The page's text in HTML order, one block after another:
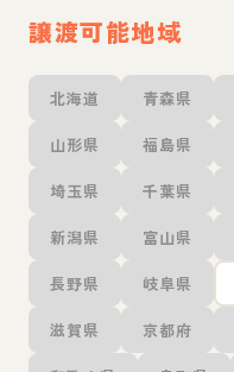
譲渡可能地域
北海道 青森県
山形県 福島県
埼玉県 千葉県
新潟県 富山県
長野県 岐阜県
滋賀県 京都府